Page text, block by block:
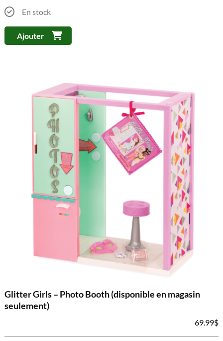
En stock
Ajouter
Glitter Girls – Photo Booth (disponible en magasin
seulement)
69.99$